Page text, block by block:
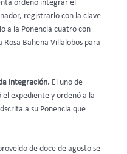
ordenó integrar el
registrarlo con la clave
a la Ponencia cuatro con
Bahena Villalobos para
integración. El uno de
expediente y ordenó a la
a su Ponencia que
de doce de agosto se